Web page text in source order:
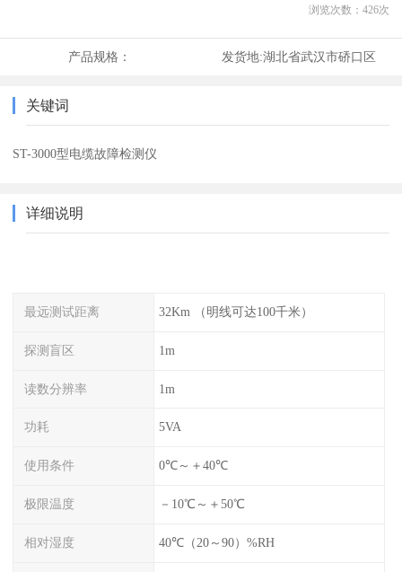
浏览次数： 426次
产品规格： 发货地:湖北省武汉市硚口区
关键词
ST-3000型电缆故障检测仪
详细说明
最远测试距离 32Km （明线可达100千米）
探测盲区 1m
读数分辨率 1m
功耗 5VA
使用条件 0℃～＋40℃
极限温度 －10℃～＋50℃
相对湿度 40℃（20～90）%RH